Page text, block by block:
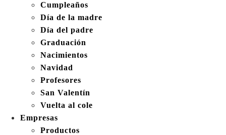
Cumpleaños
Día de la madre
Día del padre
Graduación
Nacimientos
Navidad
Profesores
San Valentín
Vuelta al cole
Empresas
Productos